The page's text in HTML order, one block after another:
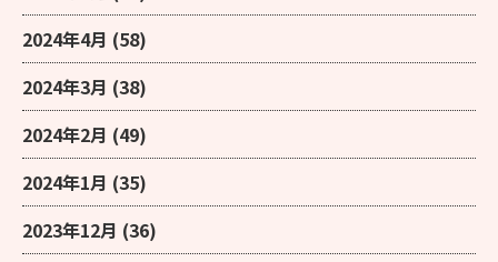
2024年4月 (58)
2024年3月 (38)
2024年2月 (49)
2024年1月 (35)
2023年12月 (36)